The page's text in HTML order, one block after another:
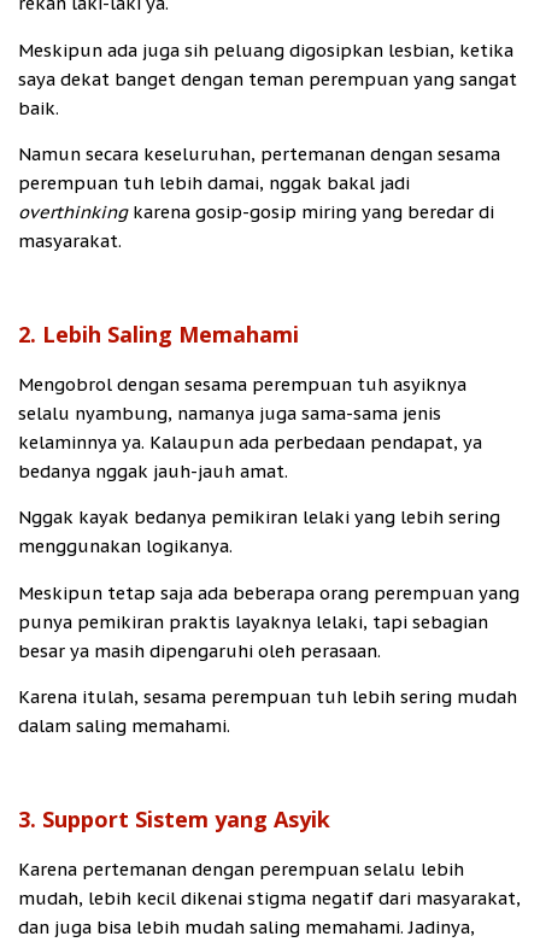
Meskipun ada juga sih peluang digosipkan lesbian, ketika
saya dekat banget dengan teman perempuan yang sangat
baik.
Namun secara keseluruhan, pertemanan dengan sesama
perempuan tuh lebih damai, nggak bakal jadi
overthinking karena gosip-gosip miring yang beredar di
masyarakat.
2. Lebih Saling Memahami
Mengobrol dengan sesama perempuan tuh asyiknya
selalu nyambung, namanya juga sama-sama jenis
kelaminnya ya. Kalaupun ada perbedaan pendapat, ya
bedanya nggak jauh-jauh amat.
Nggak kayak bedanya pemikiran lelaki yang lebih sering
menggunakan logikanya.
Meskipun tetap saja ada beberapa orang perempuan yang
punya pemikiran praktis layaknya lelaki, tapi sebagian
besar ya masih dipengaruhi oleh perasaan.
Karena itulah, sesama perempuan tuh lebih sering mudah
dalam saling memahami.
3. Support Sistem yang Asyik
Karena pertemanan dengan perempuan selalu lebih
mudah, lebih kecil dikenai stigma negatif dari masyarakat,
dan juga bisa lebih mudah saling memahami. Jadinya,